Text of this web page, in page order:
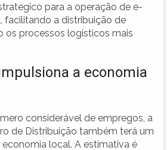
para a operação de e-
facilitando a distribuição de
os processos logísticos mais
a economia
considerável de empregos, a
de Distribuição também terá um
local. A estimativa é